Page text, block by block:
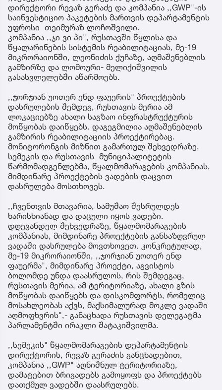
დირექტორი რევაზ გერაძე და კომპანია ,,GWP"-ის
საინვესტიციო პაკეტების მართვის დეპარტამენტის
უფროსი თეიმურაზ ლოჩოშვილი.
კომპანია ,,ჯი ვი პი", რუსთავში წყლისა და
წყალარინების სისტემის რეაბილიტაციას, მე-19
მიკრორაიონში, ლეონიძის ქუჩაზე, აღმაშენებლის
გამზირზე და ლომოური- მელიქიშვილის
გასასვლელებში აწარმოებს.
,,ჯორჯიან უოთერ ენდ ფაუერის" პროექტების
დასრულების შემდეგ, რუსთავის მერია ამ
ლოკაციებზე ახალი საგზაო ინფრასტრუქტურის
მოწყობას დაიწყებს. დაგეგმილია აღმაშენებლის
გამზირის რეაბილიტაციის პროექტირებაც.
მონიტორონგის მიზნით გამართულ შეხვედრაზე,
სემეკის და რუსთავის მუნიციპალიტეტის
წარმომადგენლებმა, წყალმომარაგების კომპანიას,
მიმდინარე პროექტების ვადების დაცვით
დასრულება მოსთხოვეს.
,,ჩვენთვის მთავარია, სამუშაო შესრულდეს
ხარისხიანად და დაცული იყოს ვადები.
დღევანდელ შეხვედრაზე, წყალმომარაგების
კომპანიას, მიმდინარე პროექტების განსაზღვრულ
ვადაში დასრულება მოვთხოვეთ. კონკრეტულად,
მე-19 მიკრორაიონში, ,,ჯორჯიან უოთერ ენდ
ფაუერმა", მიმდინარე პროექტი, აგვისტოს
ბოლომდე უნდა დაასრულოს, რის შემდეგაც,
რუსთავის მერია, ამ ტერიტორიაზე, ახალი გზის
მოწყობას დაიწყებს და დისკომფორტს, რომელიც
მოსახლეობას აქვს, მაქსიმალურად მოკლე ვადაში
აღმოფხვრის",- განაცხადა რუსთავის დელეგატმა
პარლამენტში ირაკლი შატაკიშვილმა.
,,სემეკის" წყალმომარაგების დეპარტამენტის
დირექტორის, რევაზ გერაძის განცხადებით,
კომპანია ,,GWP" აღნიშნულ ტერიტორიაზე,
დამატებით ბრიგადებს გამოყოფს და პროექტებს
დათქმულ ვადებში დაასრულებს.